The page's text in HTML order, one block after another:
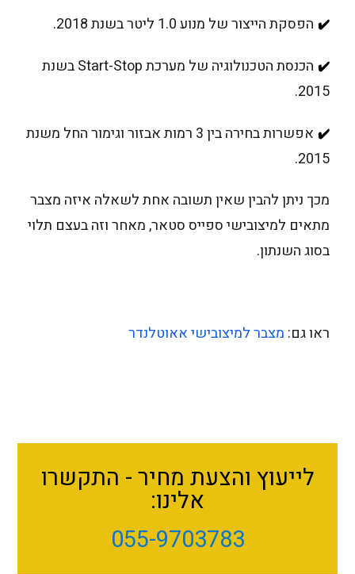
✔️ הפסקת הייצור של מנוע 1.0 ליטר בשנת 2018.
✔️
הכנסת הטכנולוגיה של מערכת Start-Stop בשנת
2015.
✔️
אפשרות בחירה בין 3 רמות אבזור וגימור החל משנת
2015.
מכך ניתן להבין שאין תשובה אחת לשאלה איזה מצבר
מתאים למיצובישי ספייס סטאר, מאחר וזה בעצם תלוי
בסוג השנתון.
ראו גם: מצבר למיצובישי אאוטלנדר
לייעוץ והצעת מחיר - התקשרו
אלינו:
055-9703783